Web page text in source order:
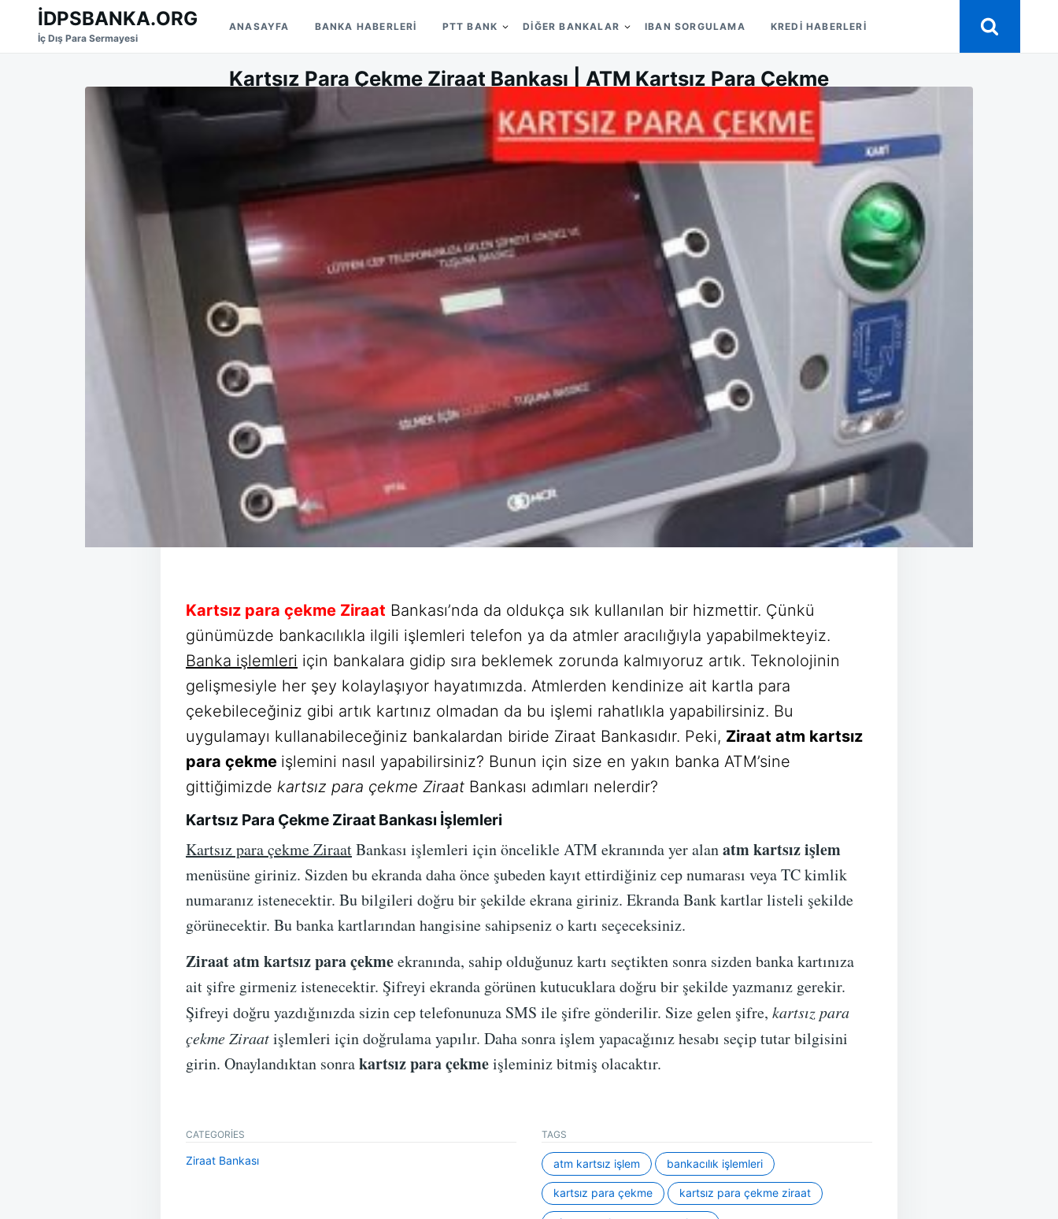
Search
for:
İDPSBANKA.ORG
İç Dış Para Sermayesi
ANASAYFA BANKA HABERLERI PTT BANK DIĞER BANKALAR IBAN SORGULAMA KREDI HABERLERI
Kartsız Para Çekme Ziraat Bankası | ATM Kartsız Para Çekme
15/04/2017 LEAVE A COMMENT ON
KARTSIZ
PARA
ÇEKME
ZIRAAT
BANKASI
KARTSIZ
PARA
ÇEKME
Kartsız para çekme Ziraat Bankası’nda da oldukça sık kullanılan bir hizmettir. Çünkü
günümüzde bankacılıkla ilgili işlemleri telefon ya da atmler aracılığıyla yapabilmekteyiz.
Banka işlemleri için bankalara gidip sıra beklemek zorunda kalmıyoruz artık. Teknolojinin
gelişmesiyle her şey kolaylaşıyor hayatımızda. Atmlerden kendinize ait kartla para
çekebileceğiniz gibi artık kartınız olmadan da bu işlemi rahatlıkla yapabilirsiniz. Bu
uygulamayı kullanabileceğiniz bankalardan biride Ziraat Bankasıdır. Peki, Ziraat atm kartsız
para çekme işlemini nasıl yapabilirsiniz? Bunun için size en yakın banka ATM’sine
gittiğimizde kartsız para çekme Ziraat Bankası adımları nelerdir?
Kartsız Para Çekme Ziraat Bankası İşlemleri
Kartsız para çekme ZiraatBankası işlemleri için öncelikle ATM ekranında yer alanatm kartsız işlem
menüsüne giriniz. Sizden bu ekranda daha önce şubeden kayıt ettirdiğiniz cep numarası veya TC kimlik
numaranız istenecektir. Bu bilgileri doğru bir şekilde ekrana giriniz. Ekranda Bank kartlar listeli şekilde
görünecektir. Bu banka kartlarından hangisine sahipseniz o kartı seçeceksiniz.
Ziraat atm kartsız para çekmeekranında, sahip olduğunuz kartı seçtikten sonra sizden banka kartınıza
ait şifre girmeniz istenecektir. Şifreyi ekranda görünen kutucuklara doğru bir şekilde yazmanız gerekir.
Şifreyi doğru yazdığınızda sizin cep telefonunuza SMS ile şifre gönderilir. Size gelen şifre, kartsız para
çekme Ziraatişlemleri için doğrulama yapılır. Daha sonra işlem yapacağınız hesabı seçip tutar bilgisini
girin. Onaylandıktan sonrakartsız para çekmeişleminiz bitmiş olacaktır.
CATEGORIES
Ziraat Bankası
TAGS
atm kartsız işlem bankacılık işlemleri
kartsız para çekme kartsız para çekme ziraat